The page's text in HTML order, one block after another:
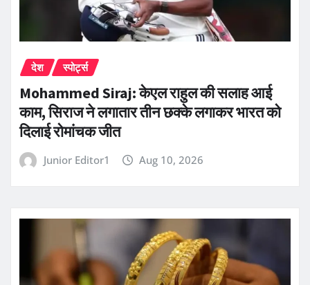
देश स्पोर्ट्स
Mohammed Siraj: केएल राहुल की सलाह आई
काम, सिराज ने लगातार तीन छक्के लगाकर भारत को
दिलाई रोमांचक जीत
Junior Editor1 Aug 10, 2026